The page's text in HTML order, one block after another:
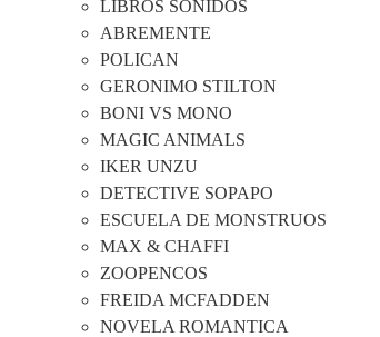
LIBROS SONIDOS
ABREMENTE
POLICAN
GERONIMO STILTON
BONI VS MONO
MAGIC ANIMALS
IKER UNZU
DETECTIVE SOPAPO
ESCUELA DE MONSTRUOS
MAX & CHAFFI
ZOOPENCOS
FREIDA MCFADDEN
NOVELA ROMANTICA